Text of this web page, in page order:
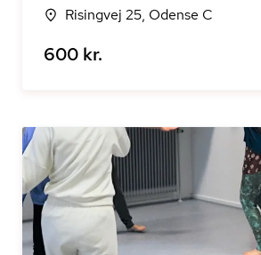
Risingvej 25, Odense C
600 kr.